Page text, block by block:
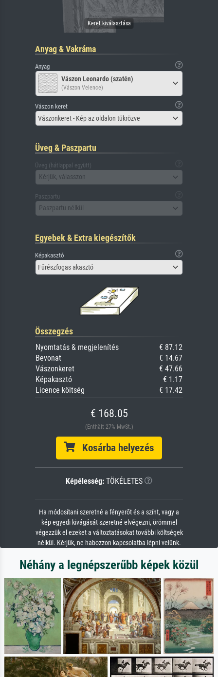
Anyag & Vakráma
Anyag
Vászon Leonardo (szatén)
(Vászon Velence)
Vászon keret
Vászonkeret - Kép az oldalon tükrözve
Üveg & Paszpartu
Üveg (hátlappal együtt)
Kérjük, válasszon
Paszpartu
Paszpartu nélkül
Egyebek & Extra kiegészítők
Képakasztó
Fűrészfogas akasztó
Összegzés
Nyomtatás & megjelenítés
€ 87.12
Bevonat
€ 14.67
Vászonkeret
€ 47.66
Képakasztó
€ 1.17
Licence költség
€ 17.42
€ 168.05
(Enthält 27% MwSt.)
Kosárba helyezés
Képélesség: TÖKÉLETES
Ha módosítani szeretné a fényerőt és a színt, vagy a
kép egyedi kivágását szeretné elvégezni, örömmel
végezzük el ezeket a változtatásokat további költségek
nélkül. Kérjük, ne habozzon kapcsolatba lépni velünk.
Néhány a legnépszerűbb képek közül